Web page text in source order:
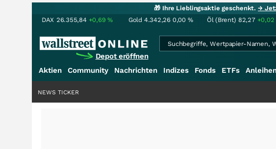
🎁 Ihre Lieblingsaktie geschenkt.→
DAX 26.355,84 +0,69% Gold 4.342,26 0,00 % Öl (Brent) 82,27 +0,02
Depot eröffnen
Aktien Community Nachrichten Indizes Fonds ETFs
NEWS TICKER